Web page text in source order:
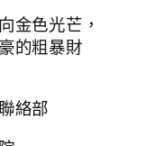
色光芒，
的粗暴財
絡部